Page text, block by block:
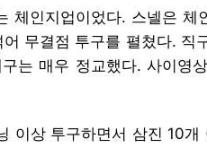
체인지업이었다. 스넬은 체
무결점 투구를 펼쳤다. 직
는 매우 정교했다. 사이영
이상 투구하면서 삼진 10개